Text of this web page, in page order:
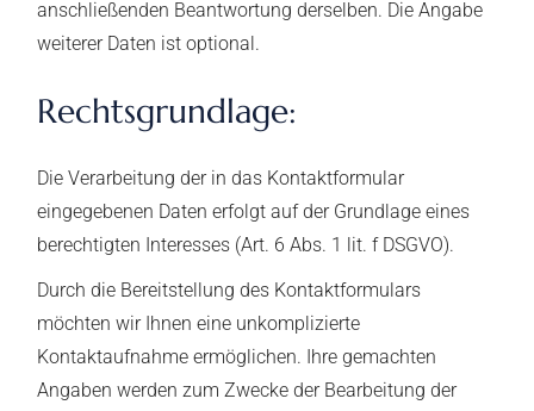
anschließenden Beantwortung derselben. Die Angabe
weiterer Daten ist optional.
Rechtsgrundlage:
Die Verarbeitung der in das Kontaktformular
eingegebenen Daten erfolgt auf der Grundlage eines
berechtigten Interesses (Art. 6 Abs. 1 lit. f DSGVO).
Durch die Bereitstellung des Kontaktformulars
möchten wir Ihnen eine unkomplizierte
Kontaktaufnahme ermöglichen. Ihre gemachten
Angaben werden zum Zwecke der Bearbeitung der